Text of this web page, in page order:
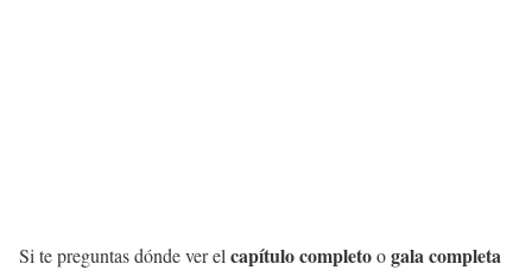
Si te preguntas dónde ver el capítulo completoogala completa